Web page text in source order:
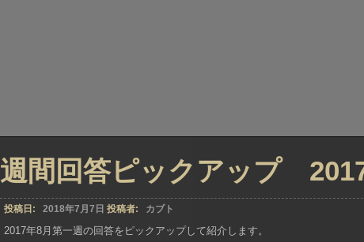
週間回答ピックアップ
投稿日: 2018年7月7日 投稿者: カブト
2017年8月第一週の回答をピックアップして紹介します。